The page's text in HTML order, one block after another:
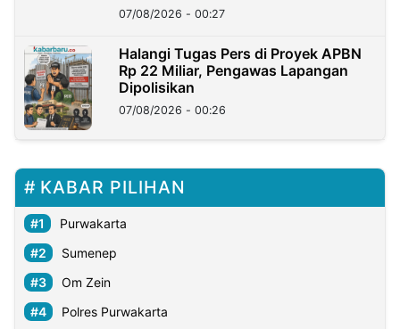
07/08/2026 - 00:27
Halangi Tugas Pers di Proyek APBN
Rp 22 Miliar, Pengawas Lapangan
Dipolisikan
07/08/2026 - 00:26
KABAR PILIHAN
Purwakarta
Sumenep
Om Zein
Polres Purwakarta